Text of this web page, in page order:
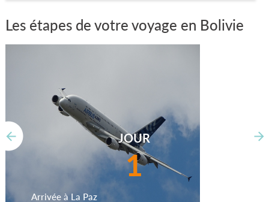
Les étapes de votre voyage en Bolivie
JOUR
1
Arrivée à La Paz